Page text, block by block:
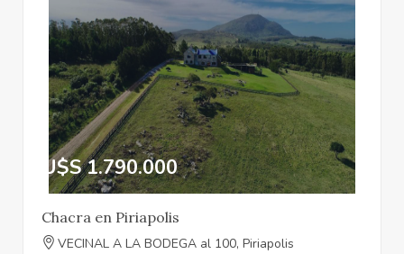
U$S 1.790.000
Chacra en Piriapolis
VECINAL A LA BODEGA al 100, Piriapolis